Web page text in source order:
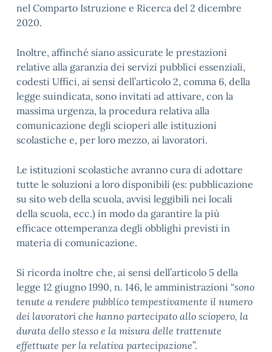
nel Comparto Istruzione e Ricerca del 2 dicembre
2020.
Inoltre, affinché siano assicurate le prestazioni
relative alla garanzia dei servizi pubblici essenziali,
codesti Uffici, ai sensi dell’articolo 2, comma 6, della
legge suindicata, sono invitati ad attivare, con la
massima urgenza, la procedura relativa alla
comunicazione degli scioperi alle istituzioni
scolastiche e, per loro mezzo, ai lavoratori.
Le istituzioni scolastiche avranno cura di adottare
tutte le soluzioni a loro disponibili (es: pubblicazione
su sito web della scuola, avvisi leggibili nei locali
della scuola, ecc.) in modo da garantire la più
efficace ottemperanza degli obblighi previsti in
materia di comunicazione.
Si ricorda inoltre che, ai sensi dell’articolo 5 della
legge 12 giugno 1990, n. 146, le amministrazioni “sono
tenute a rendere pubblico tempestivamente il numero
dei lavoratori che hanno partecipato allo sciopero, la
durata dello stesso e la misura delle trattenute
effettuate per la relativa partecipazione”.